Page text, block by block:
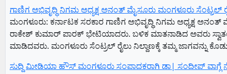
ಗಾಣಿಗ ಅಭಿವೃದ್ಧಿ ನಿಗಮ ಅಧ್ಯಕ್ಷ‌ ಅನಂತ್‌ ಮೈಸೂರು ಮಂಗಳೂರು ಸೆಂಟ್ರಲ್‌
ಮಂಗಳೂರು: ಕರ್ನಾಟಕ ಸರಕಾರ ಗಾಣಿಗ ಅಭಿವೃದ್ಧಿ ನಿಗಮ ಅಧ್ಯಕ್ಷ‌ ಅನಂತ್‌
ರಾಕೇಶ್‌ ಕುಮಾರ್‌ ಪಾರಕ್‌ ಭೇಟಿಯಾದರು. ಬಳಿಕ ಮಾತನಾಡಿದ ಅವರು
ಮಾಡಿದವರು. ಮಂಗಳೂರು ಸೆಂಟ್ರಲ್‌ ರೈಲು ನಿಲ್ದಾಣಕ್ಕೆ ತಮ್ಮ ಜಾಗವನ್ನು
ಸುದ್ದಿ ಮೀಡಿಯಾ ಹೌಸ್ ಮಂಗಳೂರು ಸಂಪಾದಕರಾಗಿ ಡಾ| ಸಂದೀಪ್ ವಾಗ್ಲೆ